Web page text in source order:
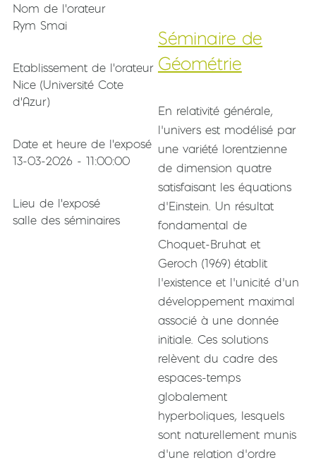
Nom de l'orateur
Rym Smai
Etablissement de l'orateur
Nice (Université Cote
d'Azur)
Date et heure de l'exposé
13-03-2026 - 11:00:00
Lieu de l'exposé
salle des séminaires
Séminaire de
Géométrie
Résumé de l'exposé
En relativité générale,
l’univers est modélisé par
une variété lorentzienne
de dimension quatre
satisfaisant les équations
d’Einstein. Un résultat
fondamental de
Choquet-Bruhat et
Geroch (1969) établit
l’existence et l’unicité d’un
développement maximal
associé à une donnée
initiale. Ces solutions
relèvent du cadre des
espaces-temps
globalement
hyperboliques, lesquels
sont naturellement munis
d’une relation d’ordre